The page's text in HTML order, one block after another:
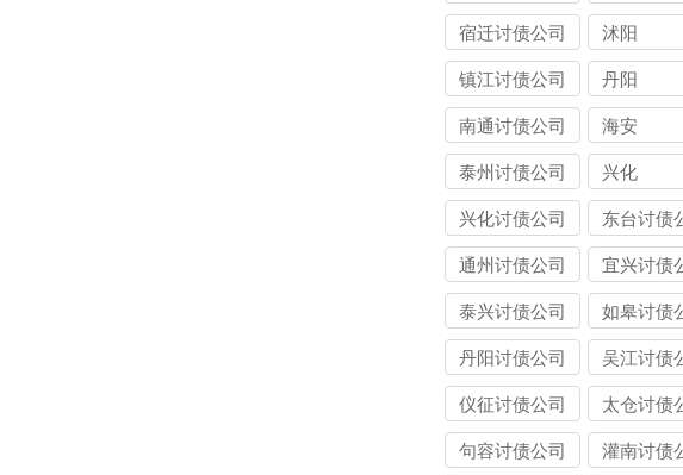
宿迁讨债公司 沭阳
镇江讨债公司 丹阳
南通讨债公司 海安
泰州讨债公司 兴化
兴化讨债公司 东台讨债
通州讨债公司 宜兴讨债
泰兴讨债公司 如皋讨债
丹阳讨债公司 吴江讨债
仪征讨债公司 太仓讨债
句容讨债公司 灌南讨债